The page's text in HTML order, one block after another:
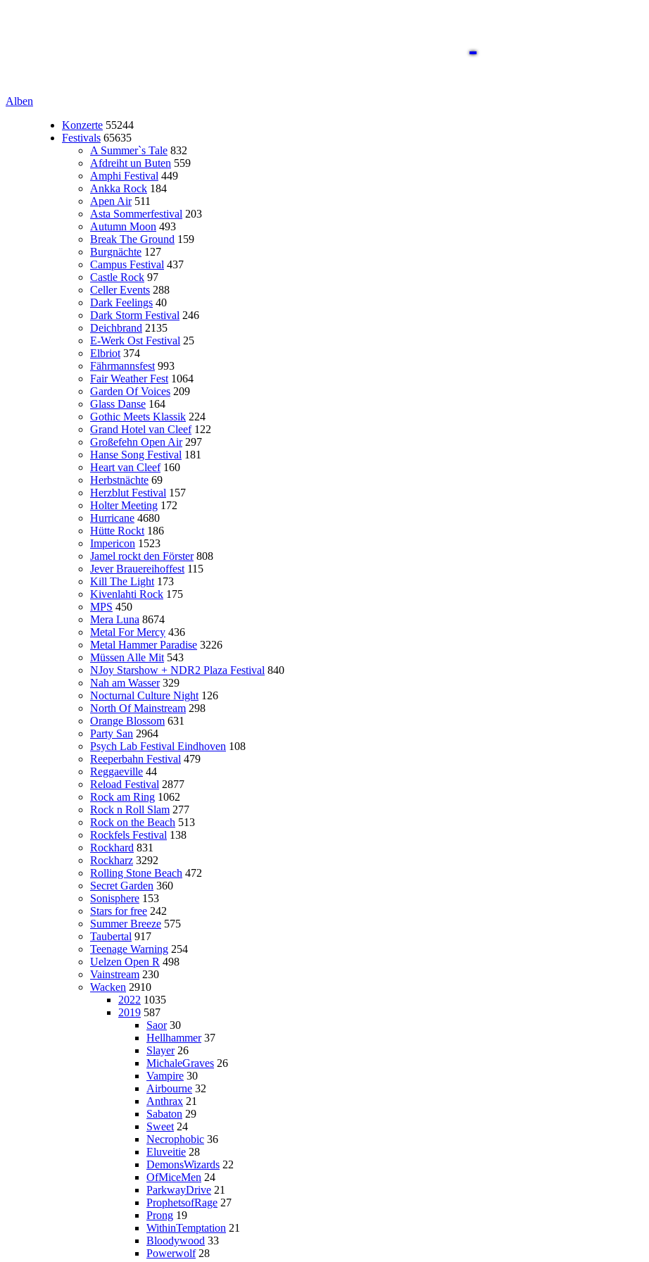
Alben
Konzerte 55244
Festivals 65635
A Summer`s Tale 832
Afdreiht un Buten 559
Amphi Festival 449
Ankka Rock 184
Apen Air 511
Asta Sommerfestival 203
Autumn Moon 493
Break The Ground 159
Burgnächte 127
Campus Festival 437
Castle Rock 97
Celler Events 288
Dark Feelings 40
Dark Storm Festival 246
Deichbrand 2135
E-Werk Ost Festival 25
Elbriot 374
Fährmannsfest 993
Fair Weather Fest 1064
Garden Of Voices 209
Glass Danse 164
Gothic Meets Klassik 224
Grand Hotel van Cleef 122
Großefehn Open Air 297
Hanse Song Festival 181
Heart van Cleef 160
Herbstnächte 69
Herzblut Festival 157
Holter Meeting 172
Hurricane 4680
Hütte Rockt 186
Impericon 1523
Jamel rockt den Förster 808
Jever Brauereihoffest 115
Kill The Light 173
Kivenlahti Rock 175
MPS 450
Mera Luna 8674
Metal For Mercy 436
Metal Hammer Paradise 3226
Müssen Alle Mit 543
NJoy Starshow + NDR2 Plaza Festival 840
Nah am Wasser 329
Nocturnal Culture Night 126
North Of Mainstream 298
Orange Blossom 631
Party San 2964
Psych Lab Festival Eindhoven 108
Reeperbahn Festival 479
Reggaeville 44
Reload Festival 2877
Rock am Ring 1062
Rock n Roll Slam 277
Rock on the Beach 513
Rockfels Festival 138
Rockhard 831
Rockharz 3292
Rolling Stone Beach 472
Secret Garden 360
Sonisphere 153
Stars for free 242
Summer Breeze 575
Taubertal 917
Teenage Warning 254
Uelzen Open R 498
Vainstream 230
Wacken 2910
2022 1035
2019 587
Saor 30
Hellhammer 37
Slayer 26
MichaleGraves 26
Vampire 30
Airbourne 32
Anthrax 21
Sabaton 29
Sweet 24
Necrophobic 36
Eluveitie 28
DemonsWizards 22
OfMiceMen 24
ParkwayDrive 21
ProphetsofRage 27
Prong 19
WithinTemptation 21
Bloodywood 33
Powerwolf 28